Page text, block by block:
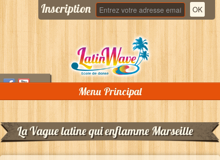
Inscription
Menu Principal
Accueil
Qui sommes nous ?
Cours